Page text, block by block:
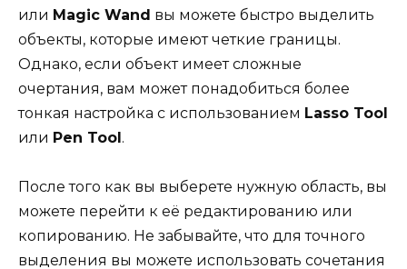
или Magic Wand вы можете быстро выделить
объекты, которые имеют четкие границы.
Однако, если объект имеет сложные
очертания, вам может понадобиться более
тонкая настройка с использованием Lasso Tool
или Pen Tool.
После того как вы выберете нужную область, вы
можете перейти к её редактированию или
копированию. Не забывайте, что для точного
выделения вы можете использовать сочетания